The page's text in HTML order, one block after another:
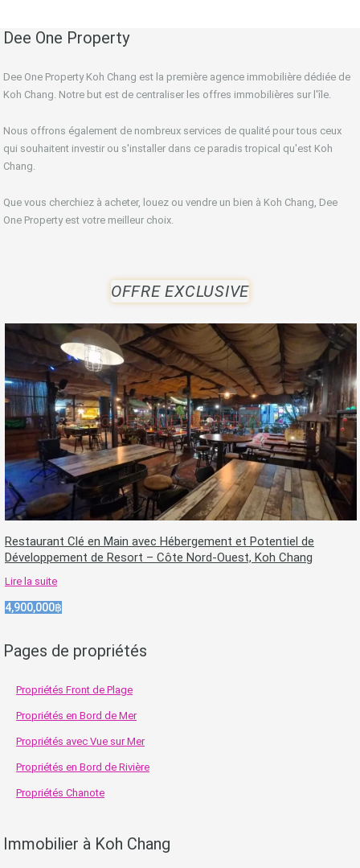
Dee One Property
Dee One Property Koh Chang est la première agence immobilière dédiée de
Koh Chang. Notre but est de centraliser les offres immobilières sur l'île.
Nous offrons également de nombreux services de qualité pour tous ceux
qui souhaitent investir ou s'installer dans ce paradis tropical qu'est Koh
Chang.
Que vous cherchiez à acheter, louez ou vendre un bien à Koh Chang, Dee
One Property est votre meilleur choix.
OFFRE EXCLUSIVE
Restaurant Clé en Main avec Hébergement et Potentiel de
Développement de Resort – Côte Nord-Ouest, Koh Chang
Lire la suite
4,900,000฿
Pages de propriétés
Propriétés Front de Plage
Propriétés en Bord de Mer
Propriétés avec Vue sur Mer
Propriétés en Bord de Rivière
Propriétés Chanote
Immobilier à Koh Chang